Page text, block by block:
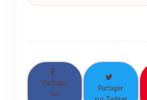
Partager
sur
Partager